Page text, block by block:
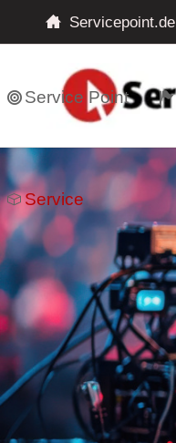
Servicepoint.de
Service Point
Service